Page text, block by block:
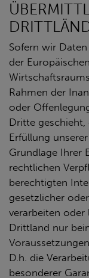
Sofern wir
der
Rahmen der
oder
Dritte
Erfüllung
Grundlage Ihrer
rechtlichen
berechtigten
gesetzlicher
verarbeiten oder
Drittland nur
D.h. die
besonderer